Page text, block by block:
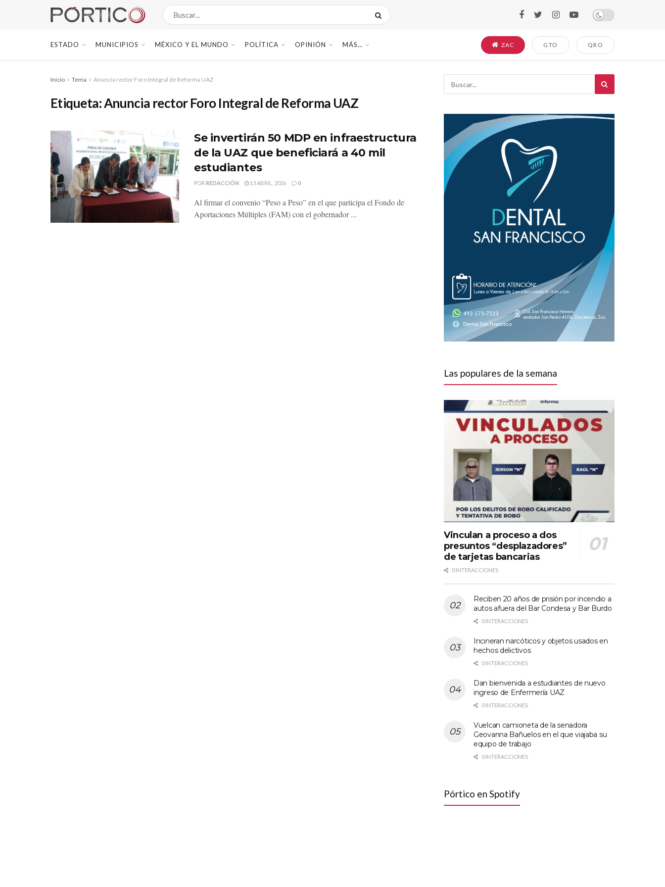
ESTADO MUNICIPIOS MÉXICO Y EL MUNDO POLÍTICA OPINIÓN MÁS… ZAC GTO QRO
Inicio Tema Anuncia rector Foro Integral de Reforma UAZ
Etiqueta:Anuncia rector Foro Integral de Reforma UAZ
Se invertirán 50 MDP en infraestructura
de la UAZ que beneficiará a 40 mil
estudiantes
POR REDACCIÓN 13 ABRIL, 2026 0
Al firmar el convenio “Peso a Peso” en el que participa el Fondo de
Aportaciones Múltiples (FAM) con el gobernador ...
Las populares de la semana
Vinculan a proceso a dos
presuntos “desplazadores”
de tarjetas bancarias
0 INTERACCIONES
Reciben 20 años de prisión por incendio a
autos afuera del Bar Condesa y Bar Burdo
0 INTERACCIONES
Incineran narcóticos y objetos usados en
hechos delictivos
0 INTERACCIONES
Dan bienvenida a estudiantes de nuevo
ingreso de Enfermería UAZ
0 INTERACCIONES
Vuelcan camioneta de la senadora
Geovanna Bañuelos en el que viajaba su
equipo de trabajo
0 INTERACCIONES
Pórtico en Spotify